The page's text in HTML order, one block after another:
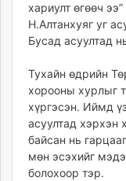
ugluu.mn
urlag.mn
unen.mn
asu.mn
shudarga.mn
shuurhai.mn
unuudur.mn
mglradio.com
хариулт өгөөч
Н.Алтанхуяг уг
Бусад асуултад
Тухайн өдрийн
хорооны хурлыг
хүргэсэн. Иймд
асуултад хэрхэн
байсан нь
мөн эсэхийг
болохоор тэр.